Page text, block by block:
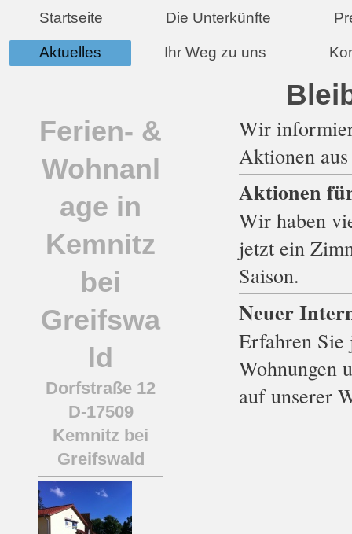
Startseite Die Unterkünfte
Aktuelles Ihr Weg zu uns
Wir
Aktionen
Aktionen
Wir haben
jetzt ein
Saison.
Neuer
Erfahren Sie
Wohnungen
auf unserer
Ferien- &
Wohnanl
age in
Kemnitz
bei
Greifswa
ld
Dorfstraße 12
D-17509
Kemnitz bei
Greifswald